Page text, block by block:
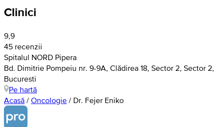
Clinici
9,9
45 recenzii
Spitalul NORD Pipera
Bd. Dimitrie Pompeiu nr. 9-9A, Clădirea 18, Sector 2, Sector 2,
Bucuresti
Pe hartă
Acasă / Oncologie / Dr. Fejer Eniko